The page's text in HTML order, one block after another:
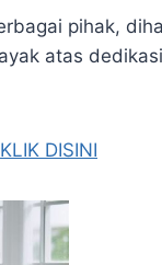
pihak,
atas
KLIK DISINI